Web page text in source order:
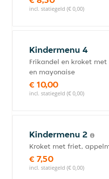
incl. statiegeld (€ 0,00)
Kindermenu 4
Frikandel en kroket
en mayonaise
€ 10,00
incl. statiegeld (€ 0,00)
Kindermenu 2
Kroket met friet,
€ 7,50
incl. statiegeld (€ 0,00)